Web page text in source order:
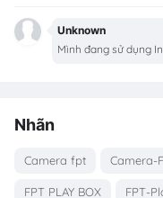
Unknown
Mình đang sử dụng
Nhãn
Camera fpt Camera-
FPT PLAY BOX FPT-